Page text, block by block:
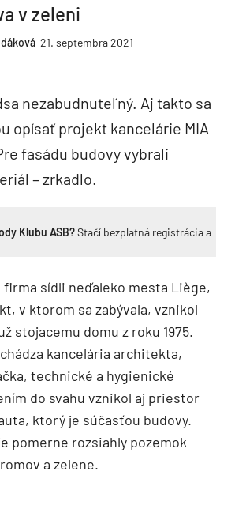
v zeleni
-21. septembra 2021
nezabudnuteľný. Aj takto sa
opísať projekt kancelárie MIA
fasádu budovy vybrali
– zrkadlo.
Klubu ASB?Stačí bezplatná registrácia a
sídli neďaleko mesta Liège,
v ktorom sa zabývala, vznikol
stojacemu domu z roku 1975.
kancelária architekta,
technické a hygienické
do svahu vznikol aj priestor
ktorý je súčasťou budovy.
pomerne rozsiahly pozemok
a zelene.